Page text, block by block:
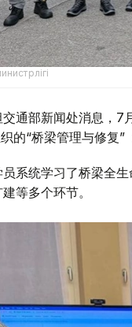
通部新闻处消息，
的“桥梁管理与修复
系统学习了桥梁全
等多个环节。